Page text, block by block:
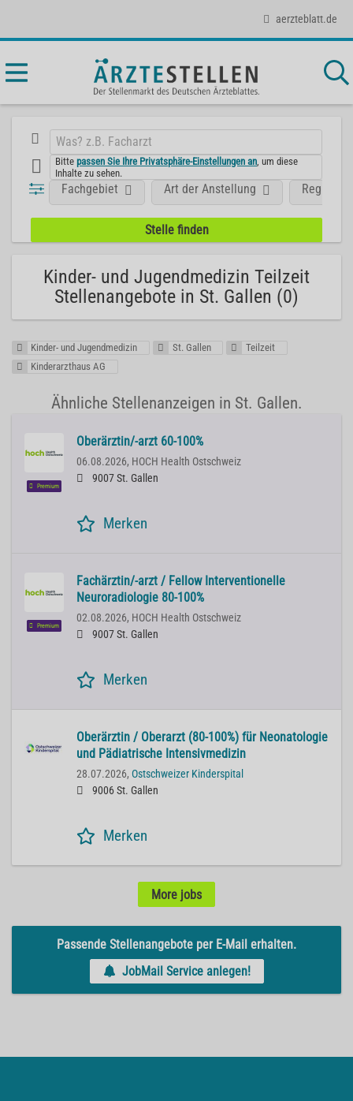
aerzteblatt.de
Bittepassen Sie Ihre Privatsphäre-Einstellungen an , um diese
Inhalte zu sehen.
Fachgebiet Art der Anstellung Region
Kinder- und Jugendmedizin Teilzeit
Stellenangebote in St. Gallen (0)
Kinder- und Jugendmedizin St. Gallen
Teilzeit
Kinderarzthaus AG
Ähnliche Stellenanzeigen in St. Gallen.
Premium
Oberärztin/-arzt 60-100%
06.08.2026, HOCH Health Ostschweiz
9007 St. Gallen
Merken
Premium
Fachärztin/-arzt / Fellow Interventionelle
Neuroradiologie 80-100%
02.08.2026, HOCH Health Ostschweiz
9007 St. Gallen
Merken
Oberärztin / Oberarzt (80-100%) für Neonatologie
und Pädiatrische Intensivmedizin
28.07.2026, Ostschweizer Kinderspital
9006 St. Gallen
Merken
More jobs
Passende Stellenangebote per E-Mail erhalten.
JobMail Service anlegen!